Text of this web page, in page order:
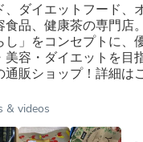
ダイエットフード、
品、健康茶の専門店
し」をコンセプトに、
美容・ダイエットを目
販ショップ！詳細は
& videos